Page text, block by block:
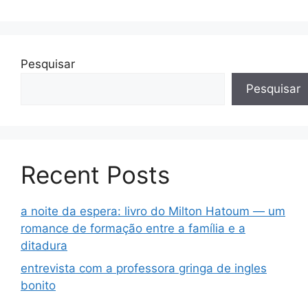
Pesquisar
Pesquisar
Recent Posts
a noite da espera: livro do Milton Hatoum — um
romance de formação entre a família e a
ditadura
entrevista com a professora gringa de ingles
bonito